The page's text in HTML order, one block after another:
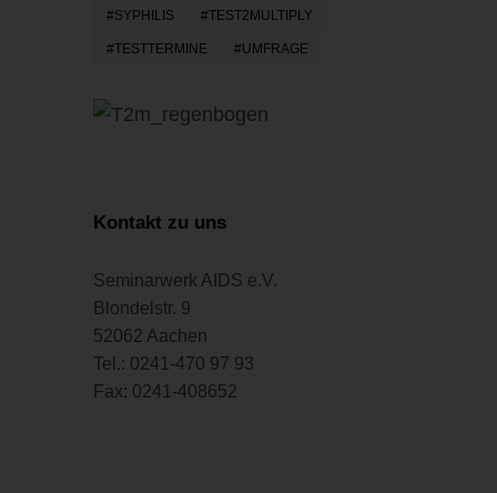
SYPHILIS TEST2MULTIPLY
TESTTERMINE UMFRAGE
Kontakt zu uns
Seminarwerk AIDS e.V.
Blondelstr. 9
52062 Aachen
Tel.: 0241-470 97 93
Fax: 0241-408652